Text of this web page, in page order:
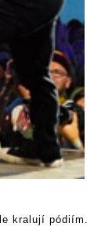
kralují pódiím.